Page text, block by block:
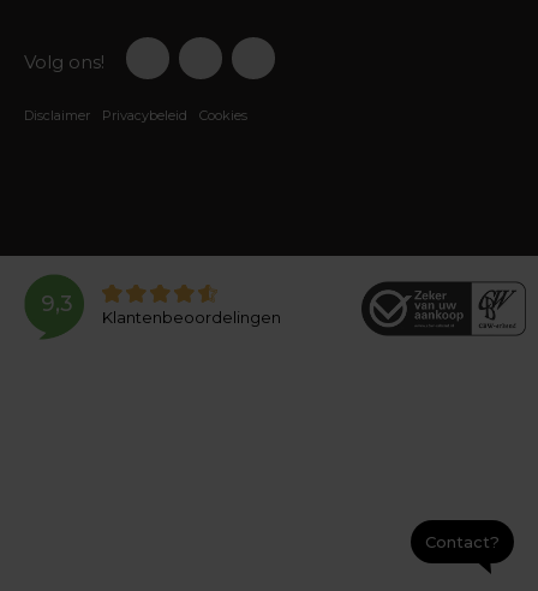
Volg ons!
Disclaimer Privacybeleid Cookies
9,3
Klantenbeoordelingen
Contact?